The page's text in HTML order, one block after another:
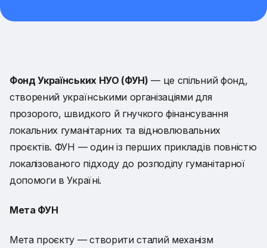
Фонд Українських НУО (ФУН) — це спільний фонд,
створений українськими організаціями для
прозорого, швидкого й гнучкого фінансування
локальних гуманітарних та відновлювальних
проєктів. ФУН — один із перших прикладів повністю
локалізованого підходу до розподілу гуманітарної
допомоги в Україні.
Мета ФУН
Мета проєкту — створити сталий механізм